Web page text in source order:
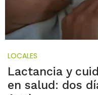
LOCALES
Lactancia y
en salud: dos